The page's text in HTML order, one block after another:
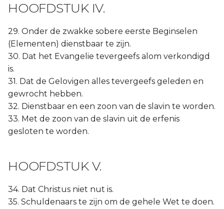
HOOFDSTUK IV.
29. Onder de zwakke sobere eerste Beginselen
(Elementen) dienstbaar te zijn.
30. Dat het Evangelie tevergeefs alom verkondigd
is.
31. Dat de Gelovigen alles tevergeefs geleden en
gewrocht hebben.
32. Dienstbaar en een zoon van de slavin te worden.
33. Met de zoon van de slavin uit de erfenis
gesloten te worden.
HOOFDSTUK V.
34. Dat Christus niet nut is.
35. Schuldenaars te zijn om de gehele Wet te doen.